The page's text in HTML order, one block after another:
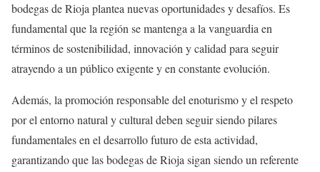
bodegas de Rioja plantea nuevas oportunidades y desafíos. Es
fundamental que la región se mantenga a la vanguardia en
términos de sostenibilidad, innovación y calidad para seguir
atrayendo a un público exigente y en constante evolución.
Además, la promoción responsable del enoturismo y el respeto
por el entorno natural y cultural deben seguir siendo pilares
fundamentales en el desarrollo futuro de esta actividad,
garantizando que las bodegas de Rioja sigan siendo un referente